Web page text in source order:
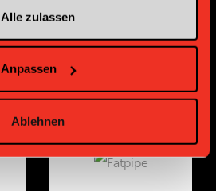
Alle zulassen
Anpassen
Ablehnen
Gold Partner